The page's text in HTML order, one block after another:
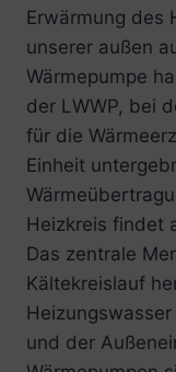
Erwärmung des
unserer außen
Wärmepumpe
der LWWP, bei
für die
Einheit
Heizkreis findet
Das zentrale
Kältekreislauf
und der